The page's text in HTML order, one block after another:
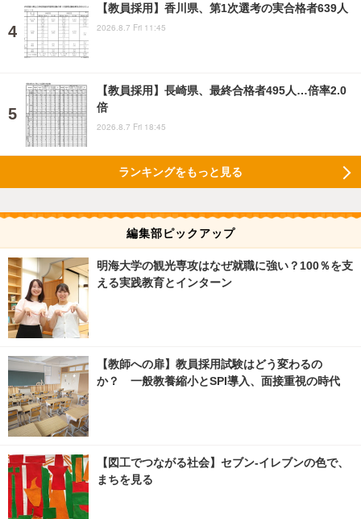
【教員採用】香川県、第1次選考の実合格者639人
2026.8.7 Fri 11:45
【教員採用】長崎県、最終合格者495人…倍率2.0
倍
2026.8.7 Fri 18:45
ランキングをもっと見る
編集部ピックアップ
明海大学の観光専攻はなぜ就職に強い？100％を支
える実践教育とインターン
【教師への扉】教員採用試験はどう変わるの
か？ 一般教養縮小とSPI導入、面接重視の時代
【図工でつながる社会】セブン‐イレブンの色で、
まちを見る